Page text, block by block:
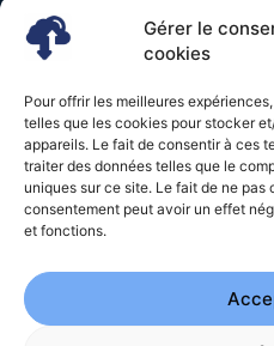
Gérer le
cookies
Pour offrir les meilleures
telles que les cookies pour stocker
appareils. Le fait de consentir à ces
traiter des données telles que le
uniques sur ce site. Le fait de ne pas
consentement peut avoir un effet
et fonctions.
Produits et Services
Vie d'entreprise
Nominations
Études
Évènements
Video News